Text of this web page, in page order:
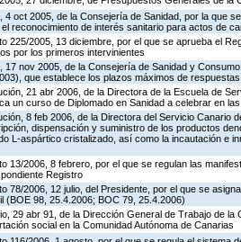
4 oct 2005, de la Consejería de Sanidad, por la que
el reconocimiento de interés sanitario para actos de
225/2005, 13 diciembre, por el que se aprueba el
por los primeros intervinientes
17 nov 2005, de la Consejería de Sanidad y
que establece los plazos máximos de
21 abr 2006, de la Directora de la Escuela de
un curso de Diplomado en Sanidad a celebrar en
8 feb 2006, de la Directora del Servicio Canario
dispensación y suministro de los productos
L-aspártico cristalizado, así como la incautación e
13/2006, 8 febrero, por el que se regulan las
Registro
78/2006, 12 julio, del Presidente, por el que se
(BOE 98, 25.4.2006; BOC 79, 25.4.2006)
29 abr 91, de la Dirección General de Trabajo de
social en la Comunidad Autónoma de Canarias